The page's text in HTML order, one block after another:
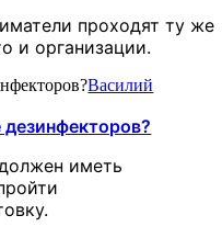
проходят ту же
и организации.
Василий
иметь